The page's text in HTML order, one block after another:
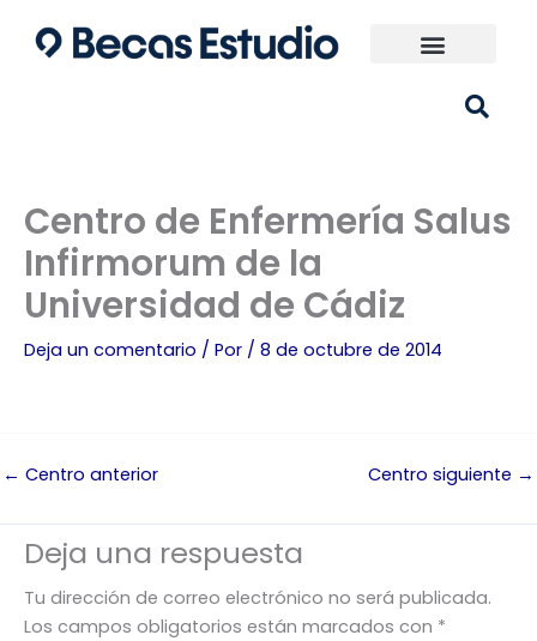
Centro de Enfermería Salus
Infirmorum de la
Universidad de Cádiz
Deja un comentario / Por / 8 de octubre de 2014
← Centro anterior Centro siguiente →
Deja una respuesta
Tu dirección de correo electrónico no será publicada.
Los campos obligatorios están marcados con *